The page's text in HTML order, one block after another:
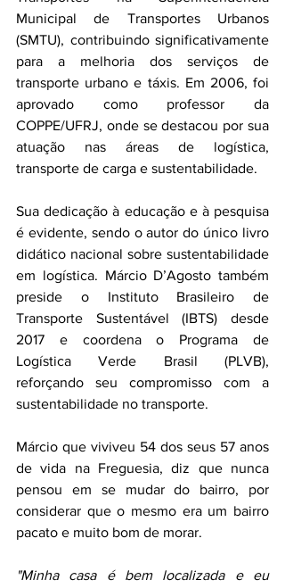
Municipal de Transportes Urbanos
(SMTU), contribuindo significativamente
para a melhoria dos serviços de
transporte urbano e táxis. Em 2006, foi
aprovado como professor da
COPPE/UFRJ, onde se destacou por sua
atuação nas áreas de logística,
transporte de carga e sustentabilidade.
Sua dedicação à educação e à pesquisa
é evidente, sendo o autor do único livro
didático nacional sobre sustentabilidade
em logística. Márcio D’Agosto também
preside o Instituto Brasileiro de
Transporte Sustentável (IBTS) desde
2017 e coordena o Programa de
Logística Verde Brasil (PLVB),
reforçando seu compromisso com a
sustentabilidade no transporte.
Márcio que viviveu 54 dos seus 57 anos
de vida na Freguesia, diz que nunca
pensou em se mudar do bairro, por
considerar que o mesmo era um bairro
pacato e muito bom de morar.
"Minha casa é bem localizada e eu